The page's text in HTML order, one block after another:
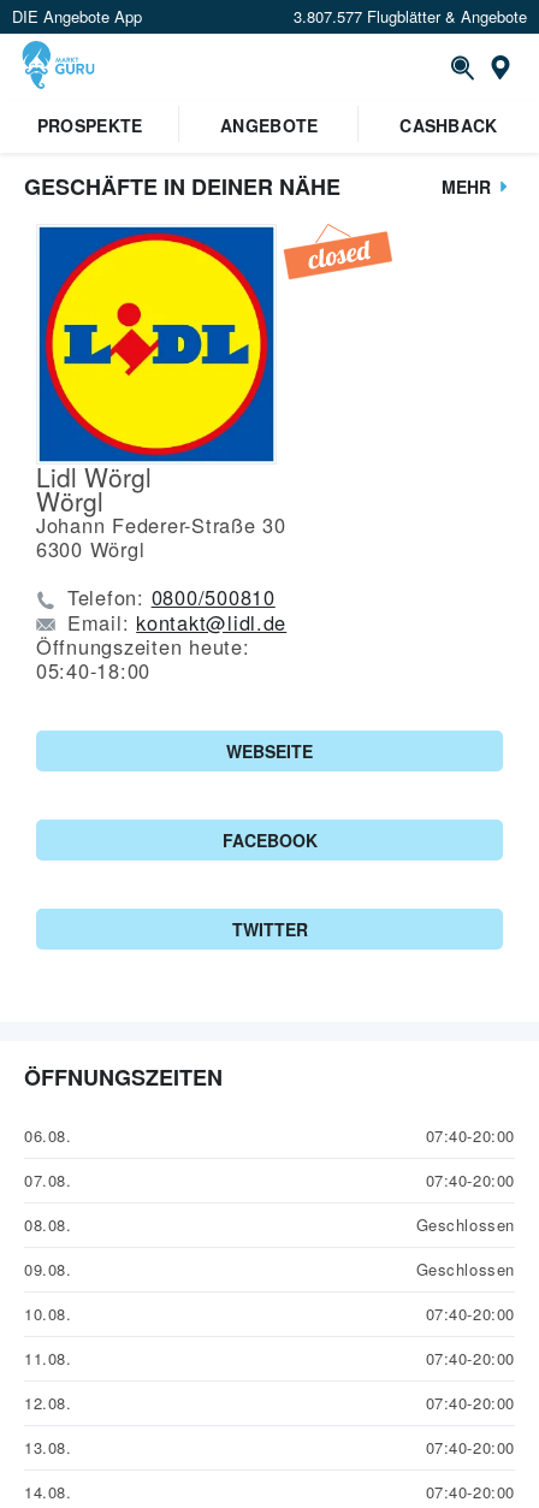
DIE Angebote App 3.807.577 Flugblätter & Angebote
PROSPEKTE
ANGEBOTE CASHBACK
GESCHÄFTE IN DEINER NÄHE MEHR
Lidl Wörgl
Wörgl
Johann Federer-Straße 30
6300 Wörgl
Telefon: 0800/500810
Email: kontakt@lidl.de
Öffnungszeiten heute:
05:40-18:00
WEBSEITE
FACEBOOK
TWITTER
ÖFFNUNGSZEITEN
06.08.
07:40-20:00
07.08.
07:40-20:00
08.08.
Geschlossen
09.08.
Geschlossen
10.08.
07:40-20:00
11.08.
07:40-20:00
12.08.
07:40-20:00
13.08.
07:40-20:00
14.08.
07:40-20:00